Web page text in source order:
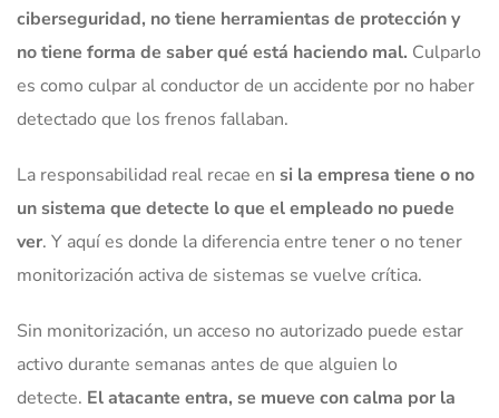
ciberseguridad, no tiene herramientas de protección y
no tiene forma de saber qué está haciendo mal. Culparlo
es como culpar al conductor de un accidente por no haber
detectado que los frenos fallaban.
La responsabilidad real recae en si la empresa tiene o no
un sistema que detecte lo que el empleado no puede
ver. Y aquí es donde la diferencia entre tener o no tener
monitorización activa de sistemas se vuelve crítica.
Sin monitorización, un acceso no autorizado puede estar
activo durante semanas antes de que alguien lo
detecte. El atacante entra, se mueve con calma por la